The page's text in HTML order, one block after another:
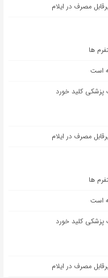
ها
است
پزشکی کلید خورد
ها
است
پزشکی کلید خورد